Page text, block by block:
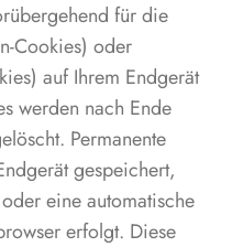
für die
Cookies) oder
auf Ihrem Endgerät
werden nach Ende
Permanente
gespeichert,
eine automatische
erfolgt. Diese